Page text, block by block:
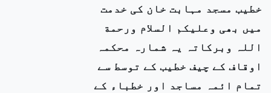
خطیب مسجد مہابت خان کی خدمت
میں بھی وعلیکم السلام ورحمة
اللہ وبرکاتہ یہ شمارہ محکمہ
اوقاف کے چیف خطیب کے توسط سے
تمام ائمہ مساجد اور خطباء کے